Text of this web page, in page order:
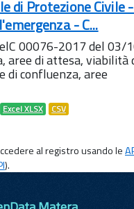
di Protezione Civile
- C...
00076-2017 del 03/
aree di attesa, viabilità
di confluenza, aree
Excel XLSX CSV
al registro usando le
).